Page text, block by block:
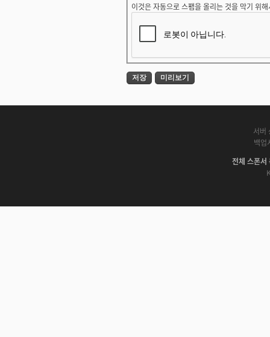
이것은 자동으로 스팸을 올리는 것을 막기 위
서버
백업
전체 스폰서